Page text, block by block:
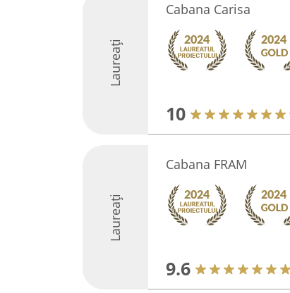
Laureați
Cabana Carisa
10
Laureați
Cabana FRAM
9.6